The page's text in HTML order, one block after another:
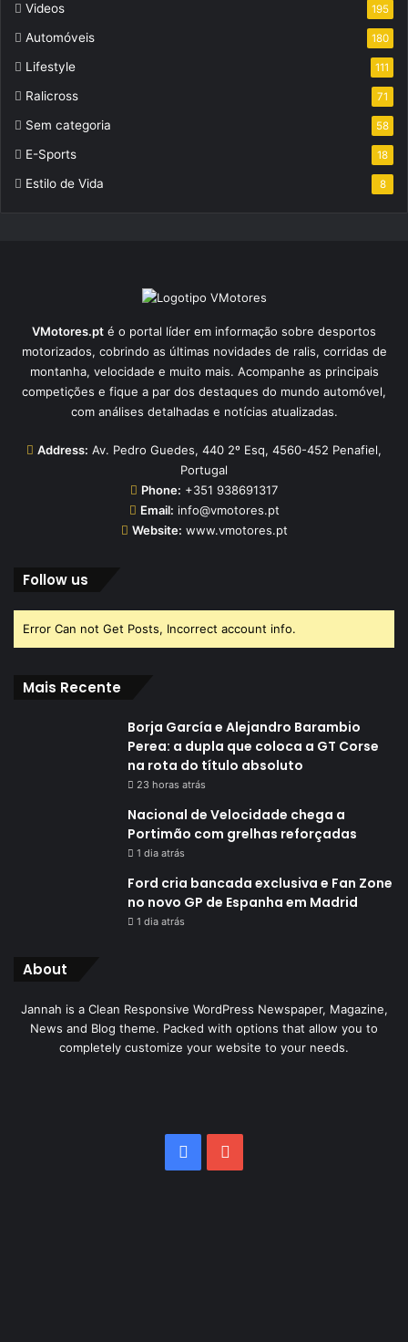
Videos 195
Automóveis 180
Lifestyle 111
Ralicross 71
Sem categoria 58
E-Sports 18
Estilo de Vida 8
VMotores.pt é o portal líder em informação sobre desportos
motorizados, cobrindo as últimas novidades de ralis, corridas de
montanha, velocidade e muito mais. Acompanhe as principais
competições e fique a par dos destaques do mundo automóvel,
com análises detalhadas e notícias atualizadas.
Address: Av. Pedro Guedes, 440 2º Esq, 4560-452 Penafiel,
Portugal
Phone: +351 938691317
Email: info@vmotores.pt
Website: www.vmotores.pt
Follow us
Error Can not Get Posts, Incorrect account info.
Mais Recente
Borja García e Alejandro Barambio
Perea: a dupla que coloca a GT Corse
na rota do título absoluto
23 horas atrás
Nacional de Velocidade chega a
Portimão com grelhas reforçadas
1 dia atrás
Ford cria bancada exclusiva e Fan Zone
no novo GP de Espanha em Madrid
1 dia atrás
About
Jannah is a Clean Responsive WordPress Newspaper, Magazine,
News and Blog theme. Packed with options that allow you to
completely customize your website to your needs.
Facebook